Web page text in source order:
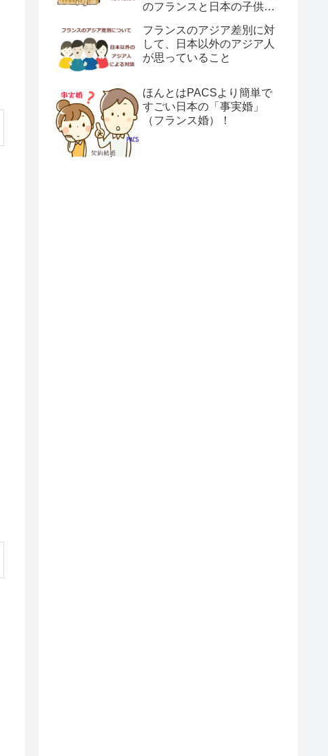
のフランスと日本の子供の
フランスのアジア差別に対
して、日本以外のアジア人
が思っていること
ほんとはPACSより簡単で
すごい日本の「事実婚」
（フランス婚）！